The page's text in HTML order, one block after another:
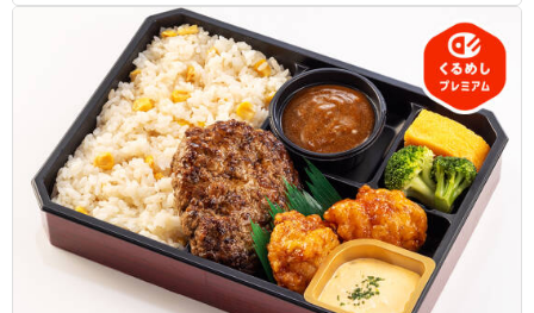
一つのお弁当で色々楽しめるのはコラボ弁当ならでは。
この機会に是非ご賞味下さい。
5.0 東横イン
今回インスタで芸能人が食べていて高評価だったとスタッ
フから聞いて、今度MTGお弁当はこれが良い！と前々か
らリクエストを受けてました。念願のお弁当が食べること
ができてスタッフも喜んでおりました。ありがとうござい
ます。
ご利用シーン：会議・セミナー›会議